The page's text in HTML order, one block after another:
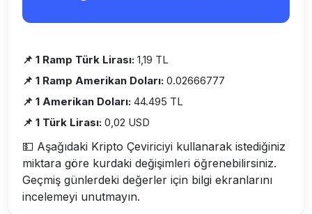
📌 1 Ramp Türk Lirası: 1,19 TL
📌 1 Ramp Amerikan Doları: 0.02666777
📌 1 Amerikan Doları: 44.495 TL
📌 1 Türk Lirası: 0,02 USD
💵 Aşağıdaki Kripto Çeviriciyi kullanarak istediğiniz
miktara göre kurdaki değişimleri öğrenebilirsiniz.
Geçmiş günlerdeki değerler için bilgi ekranlarını
incelemeyi unutmayın.